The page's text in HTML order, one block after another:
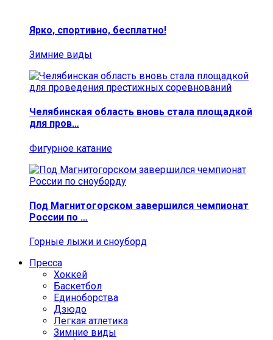
Ярко, спортивно, бесплатно!
Зимние виды
Челябинская область вновь стала площадкой
для пров…
Фигурное катание
Под Магнитогорском завершился чемпионат
России по …
Горные лыжи и сноуборд
Пресса
Хоккей
Баскетбол
Единоборства
Дзюдо
Легкая атлетика
Зимние виды